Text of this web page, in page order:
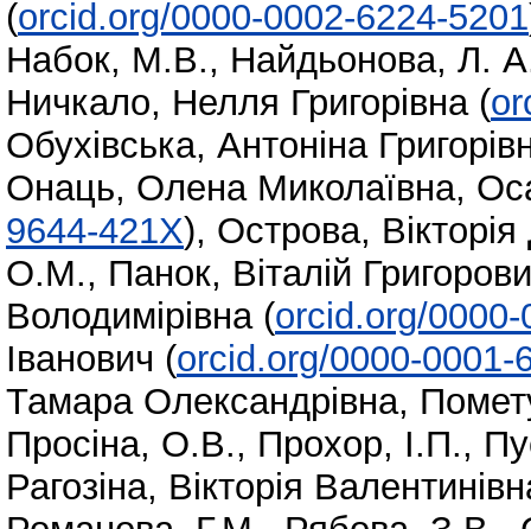
(orcid.org/0000-0002-6224-5201
Набок, М.В., Найдьонова, Л.
Ничкало, Нелля Григорівна (
Обухівська, Антоніна
Онаць, Олена Миколаївна,
9644-421X), Острова,
О.М., Панок, Віталій
Володимірівна (orcid.org/
Іванович (orcid.org/0000-0001-
Тамара Олександрівна,
Просіна, О.В., Прохор, I.П.,
Рагозіна, Вікторія